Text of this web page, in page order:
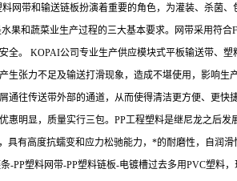
网带和输送链板扮演着重要的角色，为灌装、杀菌
和蔬菜业生产过程的三大基本要求。网带采用符合
。 KOPAI公司专业生产供应模块式平板输送带、
张力不足及输送打滑现象，造成不堪使用，影响生
往传送带外部的通道，从而使得清洁更方便、更快
明显，质量实行三包。PP工程塑料是继尼龙之后
有高度抗蠕变和应力松驰能力，*的耐磨性，自润滑
塑料网带-PP塑料链板-电镀槽过去多用PVC塑料